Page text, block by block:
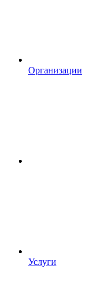
Организации
Услуги